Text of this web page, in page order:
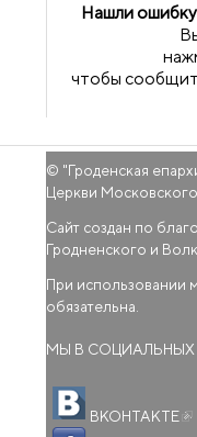
Нашли
чтобы
© "Гроденская
Церкви
Сайт создан по
Гродненского и
При использовании
обязательна.
МЫ В СОЦИАЛЬНЫХ
ВКОНТАКТЕ